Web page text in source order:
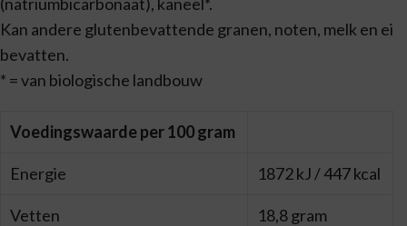
Kan andere glutenbevattende granen, noten, melk en ei
bevatten.
* = van biologische landbouw
Voedingswaarde per 100 gram
Energie 1872 kJ / 447 kcal
Vetten
18,8 gram